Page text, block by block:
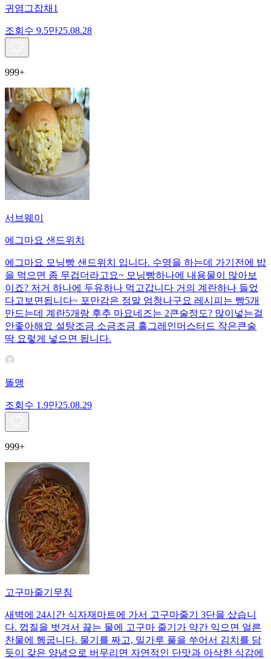
귀염그잡채1
조회수 9.5만25.08.28
999+
서브웨이
에그마요 샌드위치
에그마요 모닝빵 샌드위치 입니다. 수영을 하는데 가기전에 밥
을 먹으면 좀 무겁더라고요~ 모닝빵하나에 내용물이 많아보
이죠? 저거 하나에 두유하나 먹고갑니다 거의 계란하나 들었
다고보면됩니다~ 포만감은 정말 엄청나구요 레시피는 빵5개
만드는데 계란5개랑 후추 마요네즈는 2큰술정도? 많이넣는걸
안좋아해요 설탕조금 소금조금 홀그레인머스터드 작은큰술
딱 요렇게 넣으면 됩니다.
똘맹
조회수 1.9만25.08.29
999+
고구마줄기무침
새벽에 24시간 식자재마트에 가서 고구마줄기 3단을 샀습니
다. 껍질을 벗겨서 끓는 물에 고구마 줄기가 약간 익으면 얼른
찬물에 헹굽니다. 물기를 짜고, 밀가루 풀을 쑤어서 김치를 담
듯이 갖은 양념으로 버무리면 자연적인 단맛과 아삭한 식감에